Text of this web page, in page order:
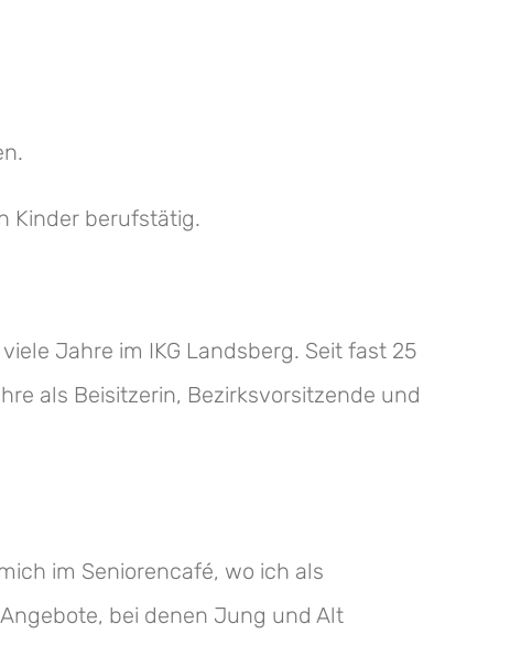
Kinder berufstätig.
Jahre im IKG Landsberg. Seit fast 25
als Beisitzerin, Bezirksvorsitzende und
im Seniorencafé, wo ich als
bei denen Jung und Alt